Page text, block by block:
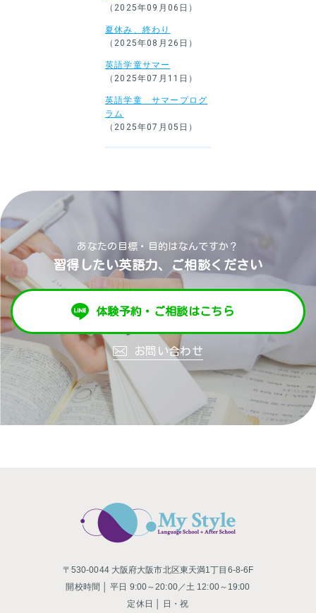
（2025年09月06日）
夏休み、終わり
（2025年08月26日）
英語学童サマー
（2025年07月11日）
英語学童 サマープログ
ラム
（2025年07月05日）
あなたの目標・目的はなんですか？
習得したい英語力、ご相談ください
体験予約・ご相談はこちら
お問い合わせ
〒530-0044 大阪府大阪市北区東天満1丁目6-8-6F
開校時間 │ 平日 9:00～20:00／土 12:00～19:00
定休日 │ 日・祝